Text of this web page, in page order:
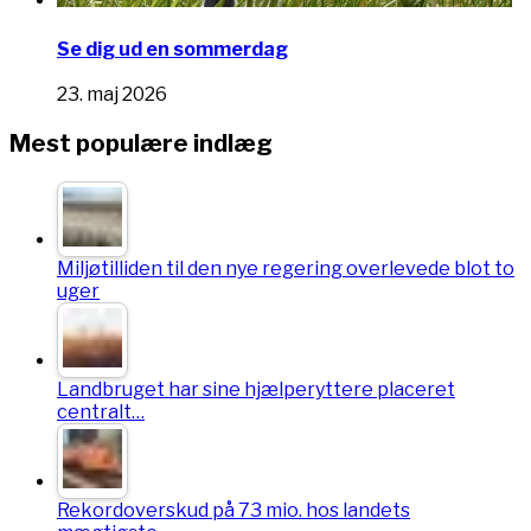
Se dig ud en sommerdag
23. maj 2026
Mest populære indlæg
Miljøtilliden til den nye regering overlevede blot to
uger
Landbruget har sine hjælperyttere placeret
centralt…
Rekordoverskud på 73 mio. hos landets